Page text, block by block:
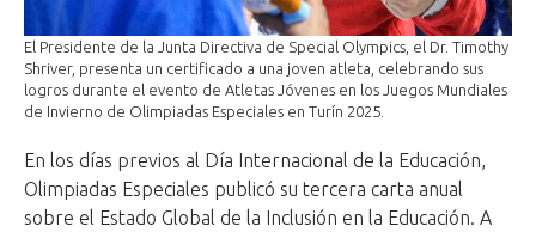
El Presidente de la Junta Directiva de Special Olympics, el Dr. Timothy
Shriver, presenta un certificado a una joven atleta, celebrando sus
logros durante el evento de Atletas Jóvenes en los Juegos Mundiales
de Invierno de Olimpiadas Especiales en Turín 2025.
En los días previos al Día Internacional de la Educación,
Olimpiadas Especiales publicó su tercera carta anual
sobre el Estado Global de la Inclusión en la Educación. A